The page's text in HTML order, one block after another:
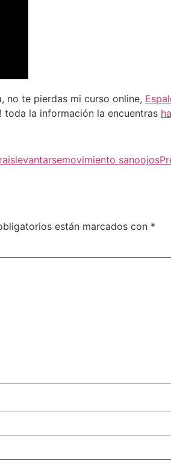
no te pierdas mi curso online,
toda la información la encuentras
levantarsemovimiento sanoojos
están marcados con *